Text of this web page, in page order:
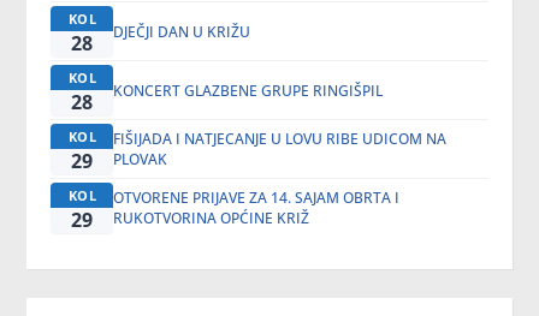
KOL
28 DJEČJI DAN U KRIŽU
KOL
28 KONCERT GLAZBENE GRUPE RINGIŠPIL
KOL
29
FIŠIJADA I NATJECANJE U LOVU RIBE UDICOM NA
PLOVAK
KOL
29
OTVORENE PRIJAVE ZA 14. SAJAM OBRTA I
RUKOTVORINA OPĆINE KRIŽ